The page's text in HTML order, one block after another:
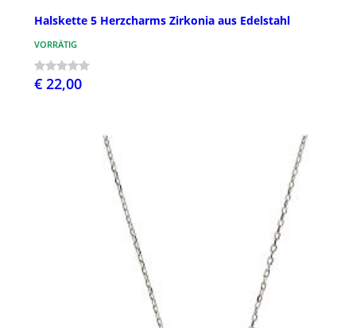
Halskette 5 Herzcharms Zirkonia aus Edelstahl
VORRÄTIG
€ 22,00